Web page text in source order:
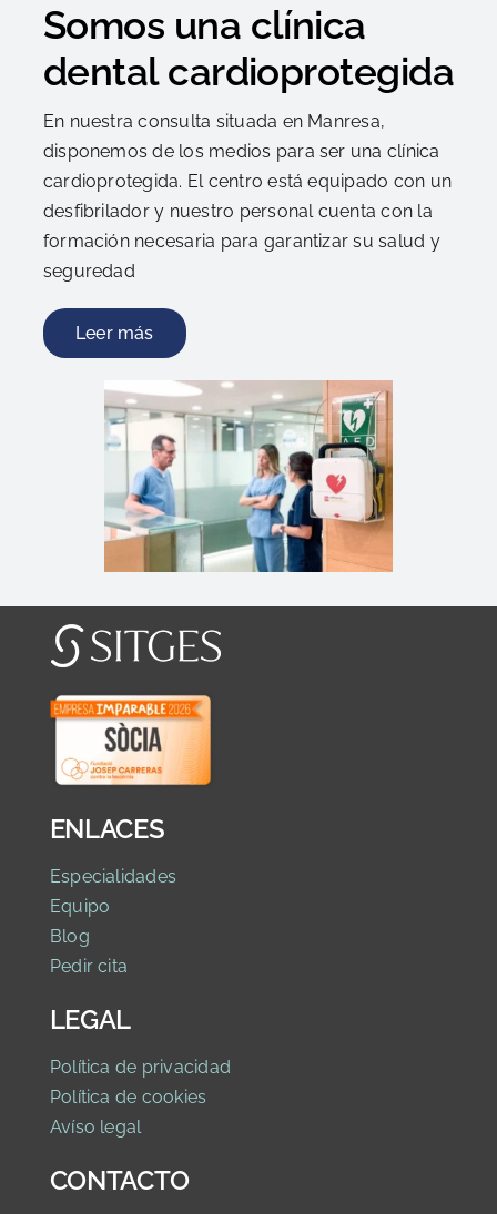
Somos una clínica
dental cardioprotegida
En nuestra consulta situada en Manresa,
disponemos de los medios para ser una clínica
cardioprotegida. El centro está equipado con un
desfibrilador y nuestro personal cuenta con la
formación necesaria para garantizar su salud y
seguredad
Leer más
ENLACES
Especialidades
Equipo
Blog
Pedir cita
LEGAL
Política de privacidad
Política de cookies
Avíso legal
CONTACTO